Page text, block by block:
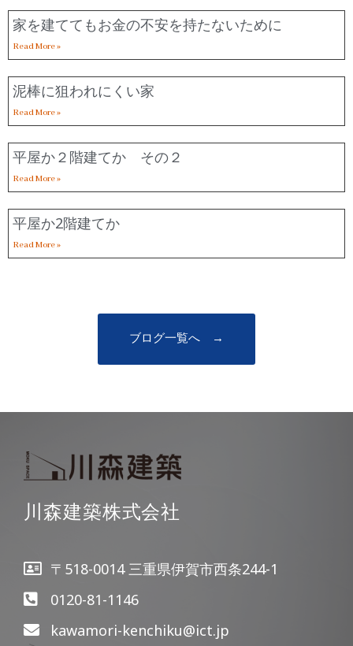
家を建ててもお金の不安を持たないために
Read More »
泥棒に狙われにくい家
Read More »
平屋か２階建てか その２
Read More »
平屋か2階建てか
Read More »
ブログ一覧へ →
川森建築株式会社
〒518-0014 三重県伊賀市西条244-1
0120-81-1146
kawamori-kenchiku@ict.jp